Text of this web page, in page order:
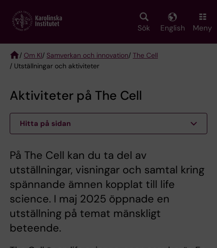
main
Sök English Meny
Breadcrumb
/ Om KI/ Samverkan och innovation/ The Cell
/ Utställningar och aktiviteter
Aktiviteter på The Cell
Hitta på sidan
På The Cell kan du ta del av
utställningar, visningar och samtal kring
spännande ämnen kopplat till life
science. I maj 2025 öppnade en
utställning på temat mänskligt
beteende.